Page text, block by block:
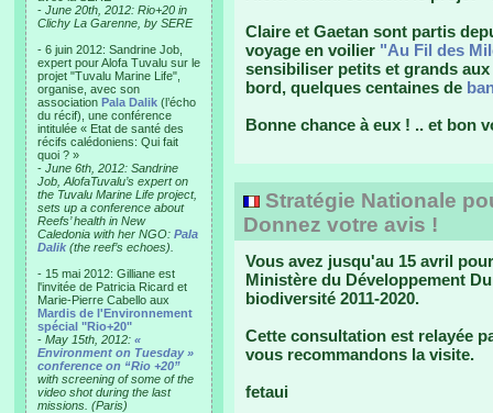
- June 20th, 2012: Rio+20 in
Clichy La Garenne, by SERE
- 6 juin 2012: Sandrine Job,
expert pour Alofa Tuvalu sur le
projet "Tuvalu Marine Life",
organise, avec son
association Pala Dalik (l’écho
du récif), une conférence
intitulée « Etat de santé des
récifs calédoniens: Qui fait
quoi ? »
- June 6th, 2012: Sandrine
Job, AlofaTuvalu’s expert on
the Tuvalu Marine Life project,
sets up a conference about
Reefs’ health in New
Caledonia with her NGO: Pala
Dalik (the reef’s echoes).
- 15 mai 2012: Gilliane est
l'invitée de Patricia Ricard et
Marie-Pierre Cabello aux
Mardis de l'Environnement
spécial "Rio+20"
- May 15th, 2012: «
Environment on Tuesday »
conference on “Rio +20”
with screening of some of the
video shot during the last
missions. (Paris)
Claire et Gaetan sont partis
voyage en voilier "Au Fil des
sensibiliser petits et grands
bord, quelques centaines de
Bonne chance à eux ! .. et bon
Stratégie Nationale
Donnez votre avis !
Vous avez jusqu'au 15 avril
Ministère du Développement
biodiversité 2011-2020.
Cette consultation est relayée
vous recommandons la visite.
fetaui